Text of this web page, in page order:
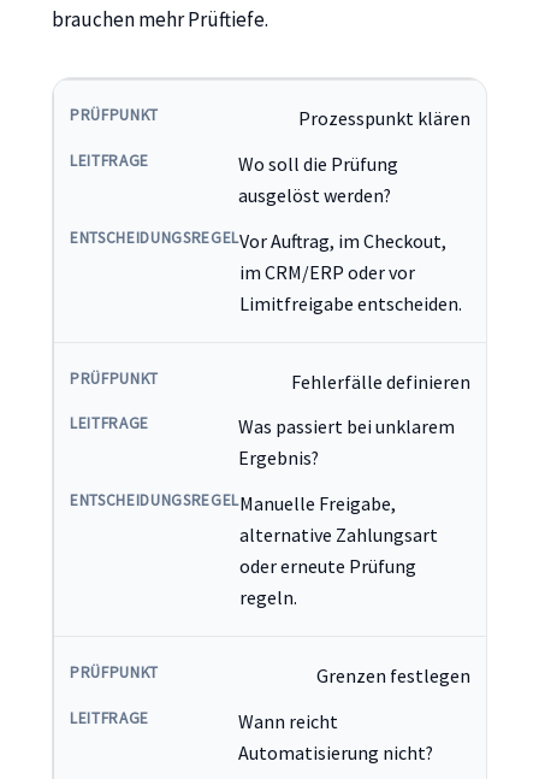
brauchen mehr Prüftiefe.
Prozesspunkt klären
Wo soll die Prüfung
ausgelöst werden?
Vor Auftrag, im Checkout,
im CRM/ERP oder vor
Limitfreigabe entscheiden.
Fehlerfälle definieren
Was passiert bei unklarem
Ergebnis?
Manuelle Freigabe,
alternative Zahlungsart
oder erneute Prüfung
regeln.
Grenzen festlegen
Wann reicht
Automatisierung nicht?